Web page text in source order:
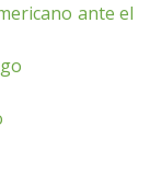
ante el